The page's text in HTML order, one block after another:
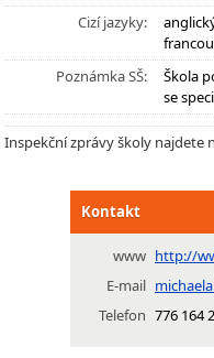
Cizí jazyky:
Poznámka SŠ:
Škola
se
Inspekční zprávy školy najdete
Kontakt
www http://
E-mail
Telefon 776 164